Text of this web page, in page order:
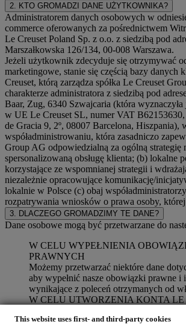
This website uses first- and third-party cookies
2. KTO GROMADZI DANE UŻYTKOWNIKA?
Administratorem danych osobowych w
commerce oferowanych za pośrednictwem
Le Creuset Poland Sp. z o.o. z siedzibą pod
Marszałkowska 126/134, 00-008 Warszawa.
Jeżeli użytkownik zdecyduje się otrzymywać
marketingowe, stanie się częścią bazy danych
Creuset, którą zarządza spółka Le Creuset
charakterze administratora z siedzibą pod
Baar, Zug, 6340 Szwajcaria (która
w UE Le Creuset SL, numer VAT B62153630,
de Gracia 9, 2º, 08007 Barcelona, Hiszpania),
współadministrowaniu, która zasadniczo
Group AG odpowiedzialną za ogólną strategię
spersonalizowaną obsługę klienta; (b) lokalne
korzystające ze wspomnianej strategii i
niezależnie opracowujące komunikację/
lokalnie w Polsce (c) obaj
rozpatrywania wniosków o prawa osoby,
3. DLACZEGO GROMADZIMY TE DANE?
Dane osobowe mogą być przetwarzane do
W CELU WYPEŁNIENIA
PRAWNYCH
Możemy przetwarzać niektóre dane
aby wypełnić nasze obowiązki prawne i
wynikające z poleceń otrzymanych od
W CELU UTWORZENIA KONTA LE
utworzenia konta Le Creuset, które